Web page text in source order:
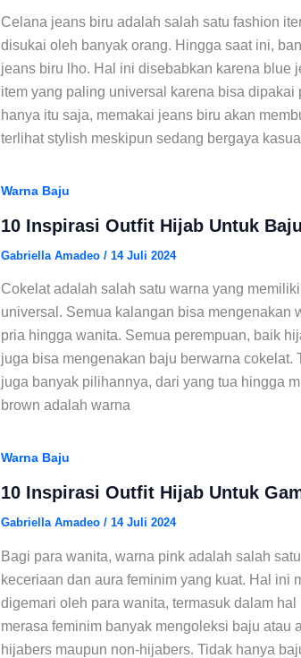
Celana jeans biru adalah salah satu fashion
disukai oleh banyak orang. Hingga saat ini,
jeans biru lho. Hal ini disebabkan karena blue
item yang paling universal karena bisa dipakai
hanya itu saja, memakai jeans biru akan
terlihat stylish meskipun sedang bergaya
Warna Baju
10 Inspirasi Outfit Hijab Untuk
Gabriella Amadeo / 14 Juli 2024
Cokelat adalah salah satu warna yang
universal. Semua kalangan bisa mengenakan
pria hingga wanita. Semua perempuan, baik
juga bisa mengenakan baju berwarna cokelat.
juga banyak pilihannya, dari yang tua hingga
brown adalah warna
Warna Baju
10 Inspirasi Outfit Hijab Untuk
Gabriella Amadeo / 14 Juli 2024
Bagi para wanita, warna pink adalah salah
keceriaan dan aura feminim yang kuat. Hal ini
digemari oleh para wanita, termasuk dalam
merasa feminim banyak mengoleksi baju atau
hijabers maupun non-hijabers. Tidak hanya